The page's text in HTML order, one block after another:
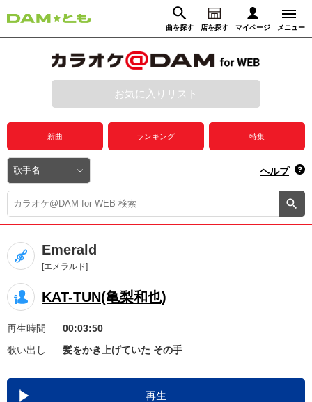
曲を探す 店を探す マイページ メニュー
動画からさがす 録音からさがす
ログイン
プレミアムサービス
DAM★とも動画
DAM★とも録音
カラオケ＠DAM
ユーザー検索
キャンペーン
お知らせ よくあるご質問
DAMの新曲・ランキングなど
カラオケ最新情報をチェック！
お気に入りリスト
新曲 ランキング 特集
ヘルプ
Emerald
[エメラルド]
KAT-TUN(亀梨和也)
再生時間
00:03:50
歌い出し
髪をかき上げていた その手
再生